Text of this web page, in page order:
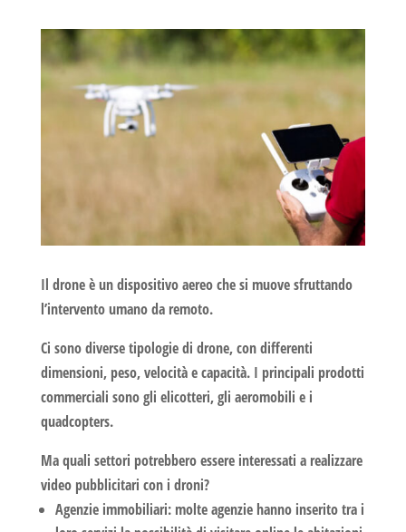
Il drone è un dispositivo aereo che si muove sfruttando
l’intervento umano da remoto.
Ci sono diverse tipologie di drone, con differenti
dimensioni, peso, velocità e capacità. I principali prodotti
commerciali sono gli elicotteri, gli aeromobili e i
quadcopters.
Ma quali settori potrebbero essere interessati a realizzare
video pubblicitari con i droni?
Agenzie immobiliari:molte agenzie hanno inserito tra i